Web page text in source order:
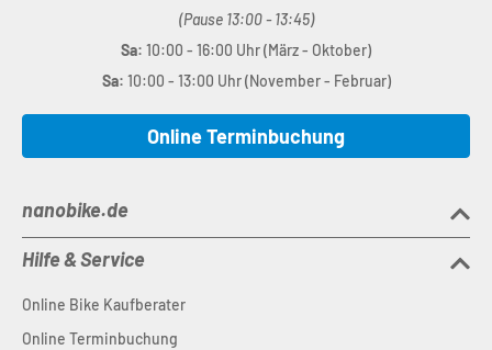
(Pause 13:00 - 13:45)
Sa: 10:00 - 16:00 Uhr (März - Oktober)
Sa: 10:00 - 13:00 Uhr (November - Februar)
Online Terminbuchung
nanobike.de
Hilfe & Service
Online Bike Kaufberater
Online Terminbuchung